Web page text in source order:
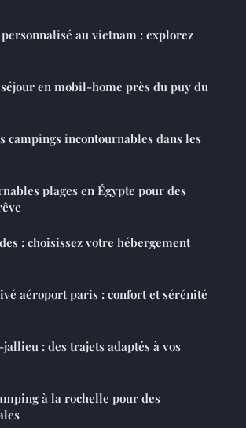
au vietnam : explorez
en mobil-home près du puy du
campings incontournables dans les
plages en Égypte pour des
: choisissez votre hébergement
aéroport paris : confort et sérénité
: des trajets adaptés à vos
à la rochelle pour des